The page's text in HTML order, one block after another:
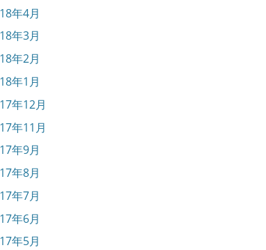
年4月
年3月
年2月
年1月
年12月
年11月
年9月
年8月
年7月
年6月
年5月